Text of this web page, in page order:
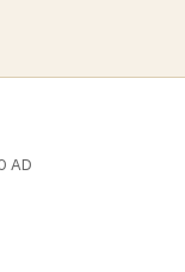
AD